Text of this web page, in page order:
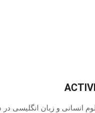
و زبان انگلیسی در